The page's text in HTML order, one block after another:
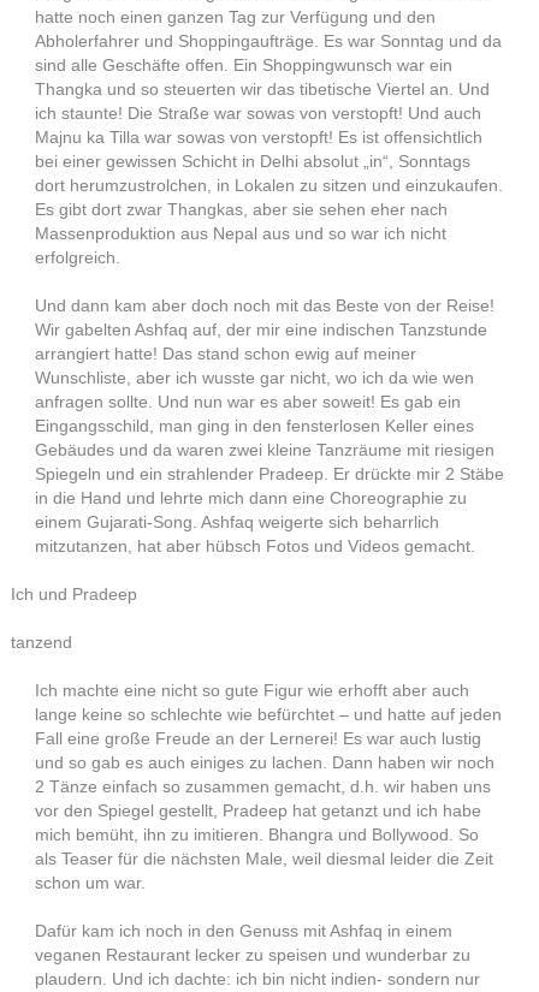
hatte noch einen ganzen Tag zur Verfügung und den
Abholerfahrer und Shoppingaufträge. Es war Sonntag und da
sind alle Geschäfte offen. Ein Shoppingwunsch war ein
Thangka und so steuerten wir das tibetische Viertel an. Und
ich staunte! Die Straße war sowas von verstopft! Und auch
Majnu ka Tilla war sowas von verstopft! Es ist offensichtlich
bei einer gewissen Schicht in Delhi absolut „in“, Sonntags
dort herumzustrolchen, in Lokalen zu sitzen und einzukaufen.
Es gibt dort zwar Thangkas, aber sie sehen eher nach
Massenproduktion aus Nepal aus und so war ich nicht
erfolgreich.
Und dann kam aber doch noch mit das Beste von der Reise!
Wir gabelten Ashfaq auf, der mir eine indischen Tanzstunde
arrangiert hatte! Das stand schon ewig auf meiner
Wunschliste, aber ich wusste gar nicht, wo ich da wie wen
anfragen sollte. Und nun war es aber soweit! Es gab ein
Eingangsschild, man ging in den fensterlosen Keller eines
Gebäudes und da waren zwei kleine Tanzräume mit riesigen
Spiegeln und ein strahlender Pradeep. Er drückte mir 2 Stäbe
in die Hand und lehrte mich dann eine Choreographie zu
einem Gujarati-Song. Ashfaq weigerte sich beharrlich
mitzutanzen, hat aber hübsch Fotos und Videos gemacht.
Ich und Pradeep
tanzend
Ich machte eine nicht so gute Figur wie erhofft aber auch
lange keine so schlechte wie befürchtet – und hatte auf jeden
Fall eine große Freude an der Lernerei! Es war auch lustig
und so gab es auch einiges zu lachen. Dann haben wir noch
2 Tänze einfach so zusammen gemacht, d.h. wir haben uns
vor den Spiegel gestellt, Pradeep hat getanzt und ich habe
mich bemüht, ihn zu imitieren. Bhangra und Bollywood. So
als Teaser für die nächsten Male, weil diesmal leider die Zeit
schon um war.
Dafür kam ich noch in den Genuss mit Ashfaq in einem
veganen Restaurant lecker zu speisen und wunderbar zu
plaudern. Und ich dachte: ich bin nicht indien- sondern nur